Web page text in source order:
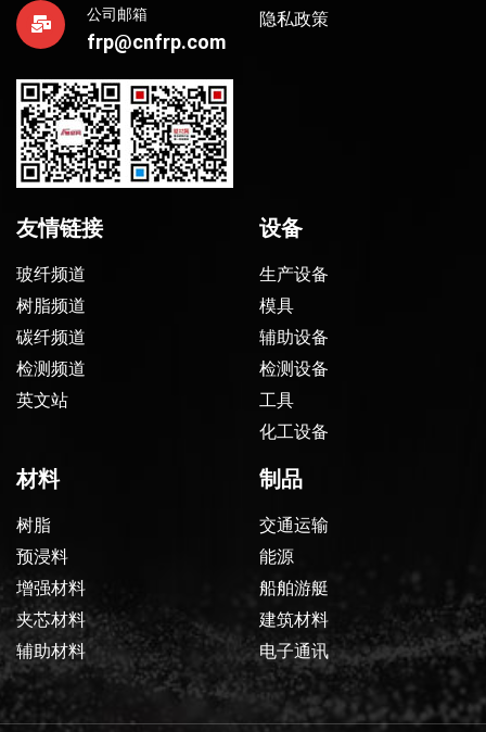
公司邮箱
frp@cnfrp.com
隐私政策
友情链接
玻纤频道
树脂频道
碳纤频道
检测频道
英文站
设备
生产设备
模具
辅助设备
检测设备
工具
化工设备
材料
树脂
预浸料
增强材料
夹芯材料
辅助材料
制品
交通运输
能源
船舶游艇
建筑材料
电子通讯